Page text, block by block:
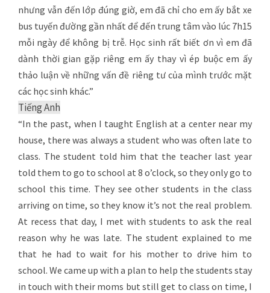
nhưng vẫn đến lớp đúng giờ, em đã chỉ cho em ấy bắt xe
bus tuyến đường gần nhất để đến trung tâm vào lúc 7h15
mỗi ngày để không bị trễ. Học sinh rất biết ơn vì em đã
dành thời gian gặp riêng em ấy thay vì ép buộc em ấy
thảo luận về những vấn đề riêng tư của mình trước mặt
các học sinh khác.”
Tiếng Anh
“In the past, when I taught English at a center near my
house, there was always a student who was often late to
class. The student told him that the teacher last year
told them to go to school at 8 o’clock, so they only go to
school this time. They see other students in the class
arriving on time, so they know it’s not the real problem.
At recess that day, I met with students to ask the real
reason why he was late. The student explained to me
that he had to wait for his mother to drive him to
school. We came up with a plan to help the students stay
in touch with their moms but still get to class on time, I